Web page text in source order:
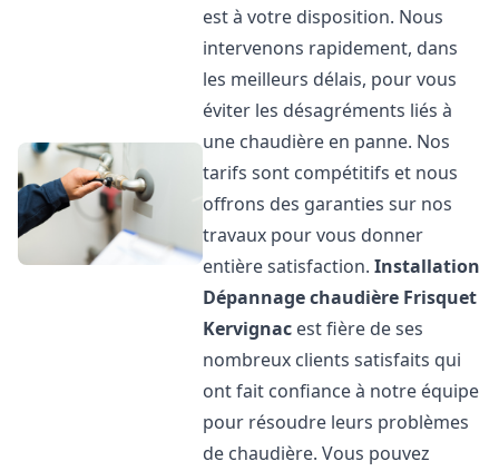
est à votre disposition. Nous
intervenons rapidement, dans
les meilleurs délais, pour vous
éviter les désagréments liés à
une chaudière en panne. Nos
tarifs sont compétitifs et nous
offrons des garanties sur nos
travaux pour vous donner
entière satisfaction.Installation
Dépannage chaudière Frisquet
Kervignac est fière de ses
nombreux clients satisfaits qui
ont fait confiance à notre équipe
pour résoudre leurs problèmes
de chaudière. Vous pouvez